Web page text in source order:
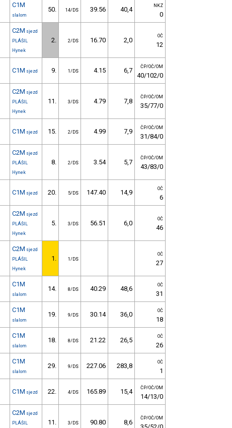
C1M
slalom
50. 14/DS 39.56 40,4 NKZ
0
C2M sjezd
PLÁŠIL
Hynek
2. 2/DS 16.70 2,0
OČ
12
C1M sjezd 9. 1/DS 4.15 6,7 ČP/OČ/OM
40/102/0
C2M sjezd
PLÁŠIL
Hynek
11. 3/DS 4.79 7,8
ČP/OČ/OM
35/77/0
C1M sjezd 15. 2/DS 4.99 7,9 ČP/OČ/OM
31/84/0
C2M sjezd
PLÁŠIL
Hynek
8. 2/DS 3.54 5,7
ČP/OČ/OM
43/83/0
C1M sjezd 20. 5/DS 147.40 14,9 OČ
6
C2M sjezd
PLÁŠIL
Hynek
5. 3/DS 56.51 6,0
OČ
46
C2M sjezd
PLÁŠIL
Hynek
1. 1/DS
OČ
27
C1M
slalom
14. 8/DS 40.29 48,6 OČ
31
C1M
slalom
19. 9/DS 30.14 36,0 OČ
18
C1M
slalom
18. 8/DS 21.22 26,5 OČ
26
C1M
slalom
29. 9/DS 227.06 283,8 OČ
1
C1M sjezd 22. 4/DS 165.89 15,4 ČP/OČ/OM
14/13/0
C2M sjezd
PLÁŠIL
11. 3/DS 90.80 8,6
ČP/OČ/OM